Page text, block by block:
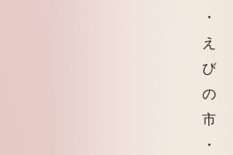
・
え
び
の
市
・